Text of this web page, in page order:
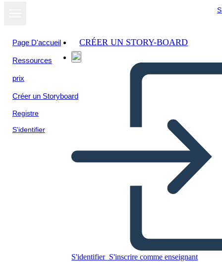
Page D'accueil
Ressources
prix
Créer un Storyboard
Registre
S'identifier
CRÉER UN STORY-BOARD
S'identifier S'inscrire comme enseignant
Afficher sous
forme de